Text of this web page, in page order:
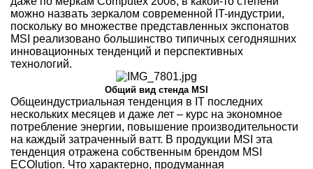
можно назвать зеркалом современной IT-индустрии,
поскольку во множестве представленных экспонатов
MSI реализовано большинство типичных сегодняшних
инновационных тенденций и перспективных
технологий.
Общий вид стенда MSI
Общеиндустриальная тенденция в IT последних
нескольких месяцев и даже лет – курс на экономное
потребление энергии, повышение производительности
на каждый затраченный ватт. В продукции MSI эта
тенденция отражена собственным брендом MSI
ECOlution. Что характерно, продуманная